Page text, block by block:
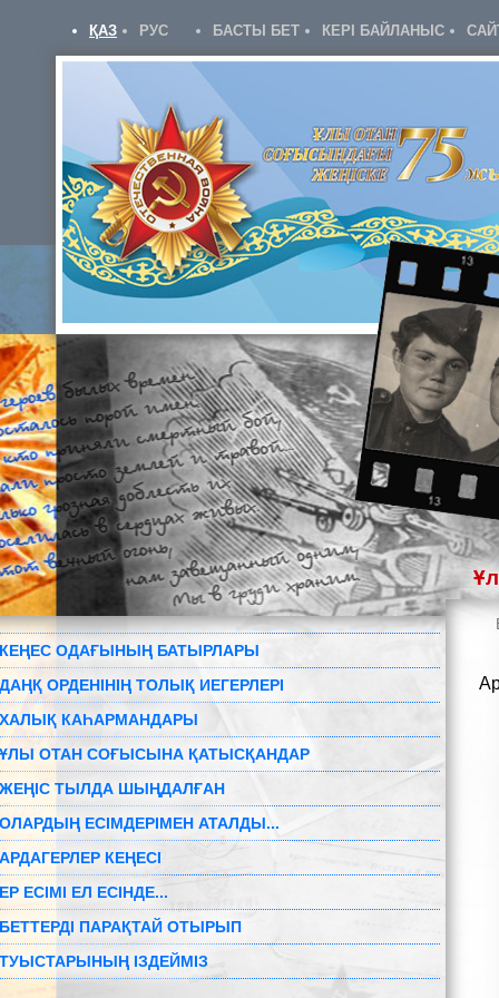
ҚАЗ РУС БАСТЫ БЕТ КЕРІ БАЙЛАНЫС
КЕҢЕС ОДАҒЫНЫҢ БАТЫРЛАРЫ
ДАҢҚ ОРДЕНІНІҢ ТОЛЫҚ ИЕГЕРЛЕРІ
ХАЛЫҚ КАҺАРМАНДАРЫ
ҰЛЫ ОТАН СОҒЫСЫНА ҚАТЫСҚАНДАР
ЖЕҢІС ТЫЛДА ШЫҢДАЛҒАН
ОЛАРДЫҢ ЕСІМДЕРІМЕН АТАЛДЫ...
АРДАГЕРЛЕР КЕҢЕСІ
ЕР ЕСІМІ ЕЛ ЕСІНДЕ...
БЕТТЕРДІ ПАРАҚТАЙ ОТЫРЫП
ТУЫСТАРЫНЫҢ ІЗДЕЙМІЗ